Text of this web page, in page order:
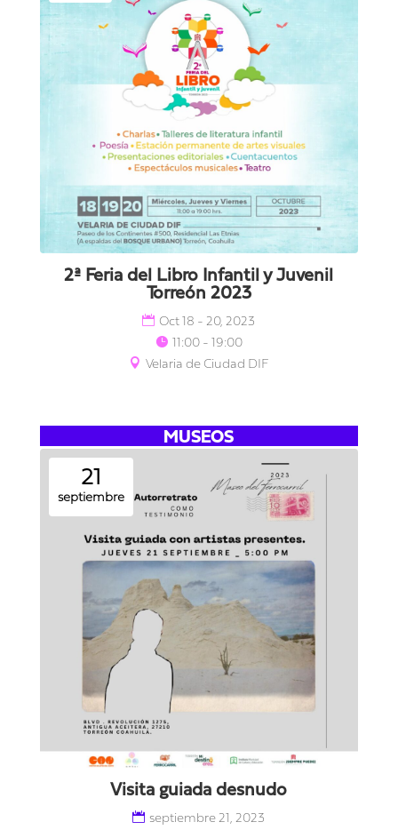
2ª Feria del Libro Infantil y Juvenil
Torreón 2023
Oct 18 - 20, 2023
11:00 - 19:00
Velaria de Ciudad DIF
MUSEOS
21
septiembre
Visita guiada desnudo
septiembre 21, 2023